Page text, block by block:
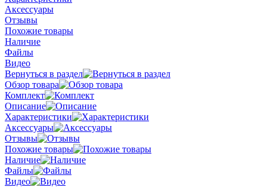
Аксессуары
Отзывы
Похожие товары
Наличие
Файлы
Видео
Вернуться в раздел
Обзор товара
Комплект
Описание
Характеристики
Аксессуары
Отзывы
Похожие товары
Наличие
Файлы
Видео